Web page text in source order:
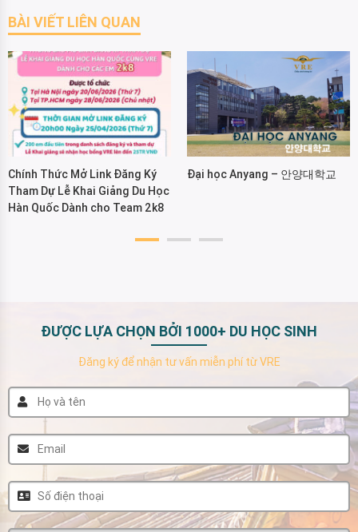
BÀI VIẾT LIÊN QUAN
Chính Thức Mở Link Đăng Ký
Tham Dự Lễ Khai Giảng Du Học
Hàn Quốc Dành cho Team 2k8
Đại học Anyang – 안양대학교
ĐƯỢC LỰA CHỌN BỞI 1000+ DU HỌC SINH
Đăng ký để nhận tư vấn miễn phí từ VRE